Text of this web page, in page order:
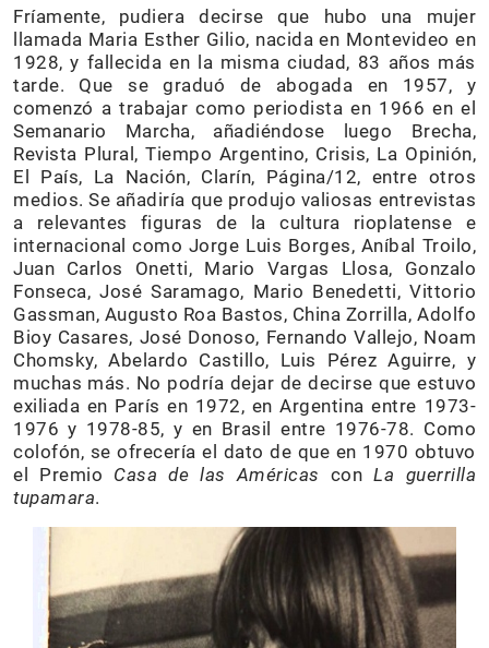
Fríamente, pudiera decirse que hubo una mujer
llamada Maria Esther Gilio, nacida en Montevideo en
1928, y fallecida en la misma ciudad, 83 años más
tarde. Que se graduó de abogada en 1957, y
comenzó a trabajar como periodista en 1966 en el
Semanario Marcha, añadiéndose luego Brecha,
Revista Plural, Tiempo Argentino, Crisis, La Opinión,
El País, La Nación, Clarín, Página/12, entre otros
medios. Se añadiría que produjo valiosas entrevistas
a relevantes figuras de la cultura rioplatense e
internacional como Jorge Luis Borges, Aníbal Troilo,
Juan Carlos Onetti, Mario Vargas Llosa, Gonzalo
Fonseca, José Saramago, Mario Benedetti, Vittorio
Gassman, Augusto Roa Bastos, China Zorrilla, Adolfo
Bioy Casares, José Donoso, Fernando Vallejo, Noam
Chomsky, Abelardo Castillo, Luis Pérez Aguirre, y
muchas más. No podría dejar de decirse que estuvo
exiliada en París en 1972, en Argentina entre 1973-
1976 y 1978-85, y en Brasil entre 1976-78. Como
colofón, se ofrecería el dato de que en 1970 obtuvo
el Premio Casa de las Américas conLa guerrilla
tupamara.